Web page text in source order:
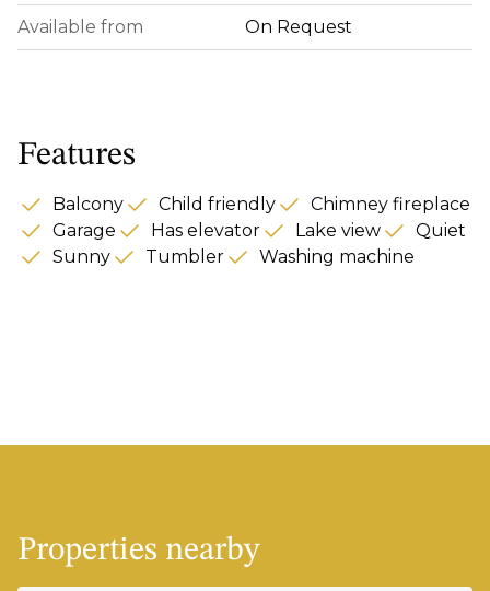
Available from On Request
Features
Balcony Child friendly
Chimney fireplace
Garage
Has elevator Lake view
Quiet
Sunny
Tumbler Washing machine
Properties nearby